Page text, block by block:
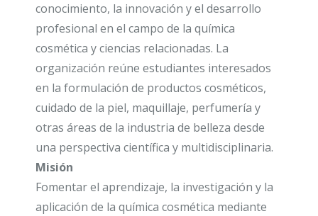
conocimiento, la innovación y el desarrollo
profesional en el campo de la química
cosmética y ciencias relacionadas. La
organización reúne estudiantes interesados
en la formulación de productos cosméticos,
cuidado de la piel, maquillaje, perfumería y
otras áreas de la industria de belleza desde
una perspectiva científica y multidisciplinaria.
Misión
Fomentar el aprendizaje, la investigación y la
aplicación de la química cosmética mediante